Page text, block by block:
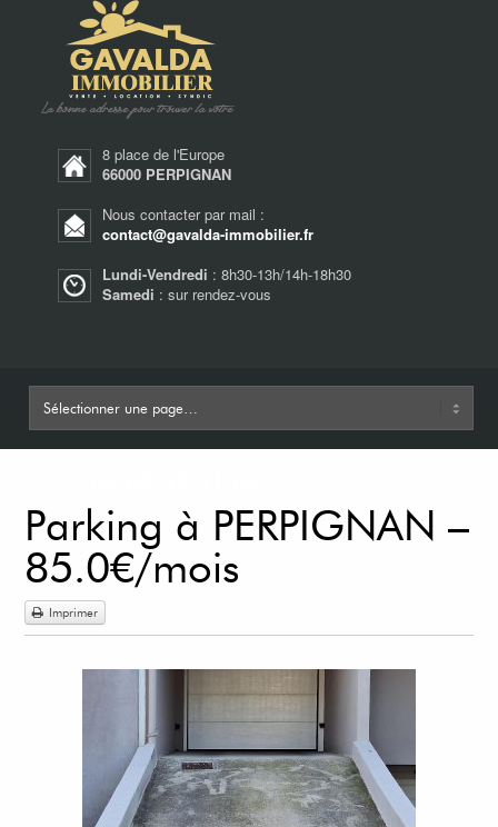
8 place de l'Europe
66000 PERPIGNAN
Nous contacter par mail :
contact@gavalda-immobilier.fr
Lundi-Vendredi : 8h30-13h/14h-18h30
Samedi : sur rendez-vous
Parking à PERPIGNAN –
85.0€/mois
Imprimer